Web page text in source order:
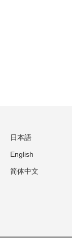
日本語
English
简体中文